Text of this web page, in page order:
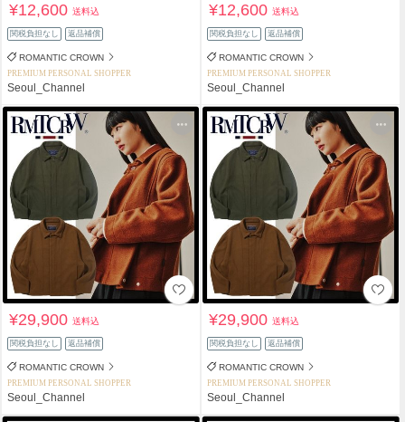
¥12,600送料込
関税負担なし 返品補償
ROMANTIC CROWN
PREMIUM PERSONAL SHOPPER
Seoul_Channel
¥12,600送料込
関税負担なし 返品補償
ROMANTIC CROWN
PREMIUM PERSONAL SHOPPER
Seoul_Channel
¥29,900送料込
関税負担なし 返品補償
ROMANTIC CROWN
PREMIUM PERSONAL SHOPPER
Seoul_Channel
¥29,900送料込
関税負担なし 返品補償
ROMANTIC CROWN
PREMIUM PERSONAL SHOPPER
Seoul_Channel